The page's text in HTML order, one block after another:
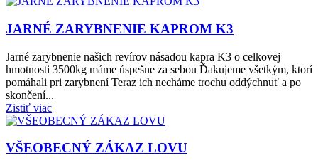
JARNÉ ZARYBNENIE KAPROM K3
Jarné zarybnenie našich revírov násadou kapra K3 o celkovej
hmotnosti 3500kg máme úspešne za sebou Ďakujeme všetkým, ktorí
pomáhali pri zarybnení Teraz ich necháme trochu oddýchnuť a po
skončení...
Zistiť viac
VŠEOBECNÝ ZÁKAZ LOVU